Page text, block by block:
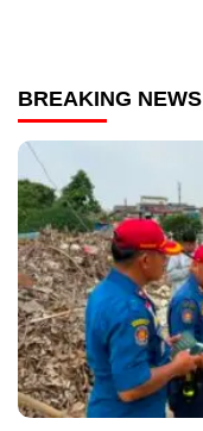
BREAKING NEWS